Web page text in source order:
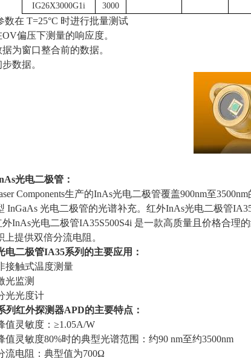
IG26X3000G1i
3000
数在 T=25°C 时进行批量测试
OV偏压下测量的响应度。
据为窗口整合前的数据。
数据。
光电二极管：
Components生产的InAs光电二极管覆盖900nm至3500nm
InGaAs 光电二极管的光谱补充。红外InAs光电二极管
外InAs光电二极管IA35S500S4i 是一款高质量且价格合理
上提供双倍分流电阻。
电二极管IA35系列的主要应用：
接触式温度测量
光监测
光光度计
列红外探测器APD的主要特点：
值灵敏度：≥1.05A/W
值灵敏度80%时的典型光谱范围：约90 nm至约3500nm
流电阻：典型值为700Ω